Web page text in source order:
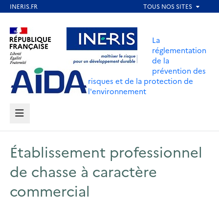
contenu
principal
Aller au contenu Aller au menu
Aller au pied de page
La
réglementation
de la
prévention des
risques et de la protection de
l'environnement
MENU
Établissement professionnel
de chasse à caractère
commercial